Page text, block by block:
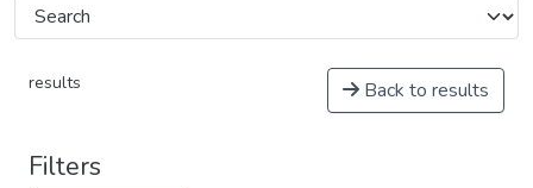
results Back to results
Filters